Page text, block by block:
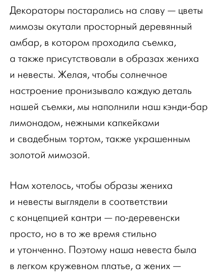
Декораторы постарались на славу — цветы
мимозы окутали просторный деревянный
амбар, в котором проходила съемка,
а также присутствовали в образах жениха
и невесты. Желая, чтобы солнечное
настроение пронизывало каждую деталь
нашей съемки, мы наполнили наш кэнди-бар
лимонадом, нежными капкейками
и свадебным тортом, также украшенным
золотой мимозой.
Нам хотелось, чтобы образы жениха
и невесты выглядели в соответствии
с концепцией кантри — по-деревенски
просто, но в то же время стильно
и утонченно. Поэтому наша невеста была
в легком кружевном платье, а жених —